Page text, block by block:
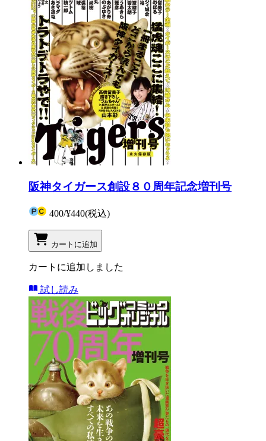
阪神タイガース創設８０周年記念増刊号
400/¥440(税込)
カートに追加
カートに追加しました
試し読み